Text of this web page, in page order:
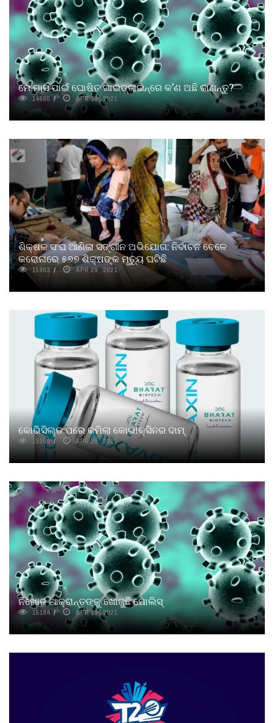
ମେ ମାସ ପାଇଁ ଘୋଷିତ ଗାଇଡ୍‌ଲାଇନ୍‌ରେ କ’ଣ ଅଛି ଜାଣନ୍ତୁ?
14660 APR 30, 2021
ଶିକ୍ଷକ ସଂଘ ଆଣିଲା ସଙ୍ଗୀନ ଅଭିଯୋଗ: ନିର୍ବାଚନ ବେଳେ
କରୋନାରେ ୫୭୭ ଶିକ୍ଷଙ୍କ ମୃତ୍ୟୁ ଘଟିଛି
15903 APR 29, 2021
କୋଭିସିଲ୍ଡ ପରେ କମିଲା କୋଭାକ୍ସିନର ଦାମ୍
15300 APR 29, 2021
ନିଖୋଜ ଆକ୍ରାନ୍ତଙ୍କୁ ଖୋଜୁଛି ପୋଲିସ୍
15184 APR 29, 2021